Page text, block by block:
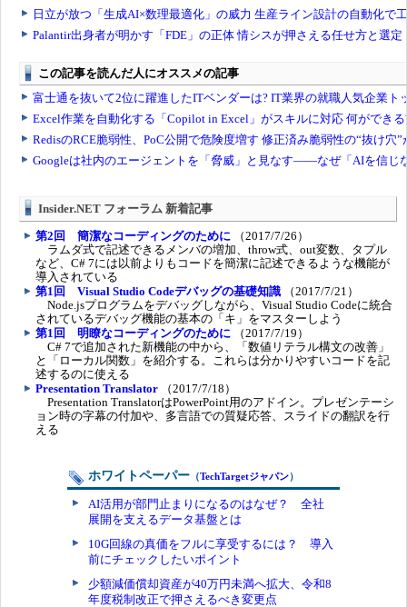
Insider.NET フォーラム 新着記事
第2回 簡潔なコーディングのために （2017/7/26）
ラムダ式で記述できるメンバの増加、throw式、out変数、タプル
など、C# 7には以前よりもコードを簡潔に記述できるような機能が
導入されている
第1回 Visual Studio Codeデバッグの基礎知識 （2017/7/21）
Node.jsプログラムをデバッグしながら、Visual Studio Codeに統合
されているデバッグ機能の基本の「キ」をマスターしよう
第1回 明瞭なコーディングのために （2017/7/19）
C# 7で追加された新機能の中から、「数値リテラル構文の改善」
と「ローカル関数」を紹介する。これらは分かりやすいコードを記
述するのに使える
Presentation Translator （2017/7/18）
Presentation TranslatorはPowerPoint用のアドイン。プレゼンテーシ
ョン時の字幕の付加や、多言語での質疑応答、スライドの翻訳を行
える
ホワイトペーパー （TechTargetジャパン）
AI活用が部門止まりになるのはなぜ？ 全社
展開を支えるデータ基盤とは
10G回線の真価をフルに享受するには？ 導入
前にチェックしたいポイント
少額減価償却資産が40万円未満へ拡大、令和8
年度税制改正で押さえるべき変更点